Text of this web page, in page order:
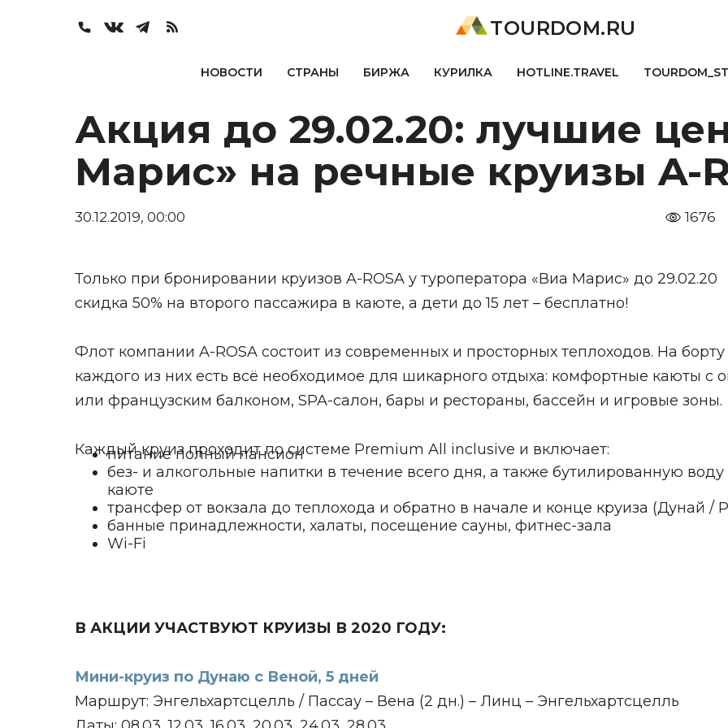
TOURDOM.RU
НОВОСТИ СТРАНЫ БИРЖА КУРИЛКА HOTLINE.TRAVEL
Акция до 29.02.20: лучшие
Марис» на речные круизы A-
30.12.2019, 00:00 1676
Только при бронировании круизов A-ROSA у туроператора «Виа Марис» до 29.02.20
скидка 50% на второго пассажира в каюте, а дети до 15 лет – бесплатно!
Флот компании A-ROSA состоит из современных и просторных теплоходов. На борту
каждого из них есть всё необходимое для шикарного отдыха: комфортные каюты с
или французским балконом, SPA-салон, бары и рестораны, бассейн и игровые зоны.
Каждый круиз проходит по системе Premium All inclusive и включает:
питание полный пансион
без- и алкогольные напитки в течение всего дня, а также бутилированную воду
каюте
трансфер от вокзала до теплохода и обратно в начале и конце круиза (Дунай /
банные принадлежности, халаты, посещение сауны, фитнес-зала
Wi-Fi
В АКЦИИ УЧАСТВУЮТ КРУИЗЫ В 2020 ГОДУ:
Мини-круиз по Дунаю с Веной, 5 дней
Маршрут: Энгельхартсцелль / Пассау – Вена (2 дн.) – Линц – Энгельхартсцелль